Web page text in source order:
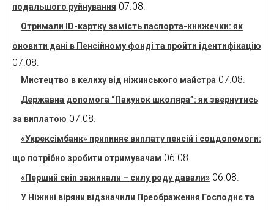
подальшого руйнування 07.08.
Отримали ID-картку замість паспорта-книжечки: як
оновити дані в Пенсійному фонді та пройти ідентифікацію
07.08.
Мистецтво в келиху від ніжинського майстра 07.08.
Державна допомога “Пакунок школяра”: як звернутись
за виплатою 07.08.
«Укрексімбанк» припиняє виплату пенсій і соцдопомоги:
що потрібно зробити отримувачам 06.08.
«Перший сніп зажинали – силу роду давали» 06.08.
У Ніжині віряни відзначили Преображення Господнє та